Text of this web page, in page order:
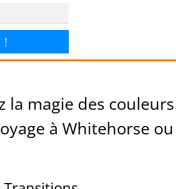
!
la magie des couleurs
à Whitehorse ou